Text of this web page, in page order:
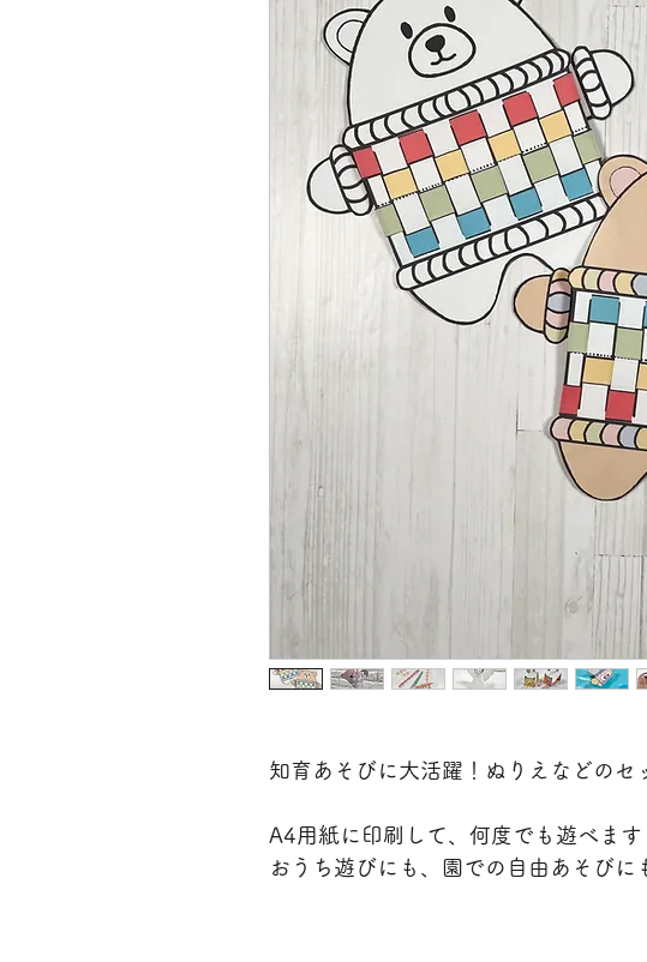
知育あそびに大活躍！ぬりえなどのセ
A4用紙に印刷して、何度でも遊べます
おうち遊びにも、園での自由あそびに